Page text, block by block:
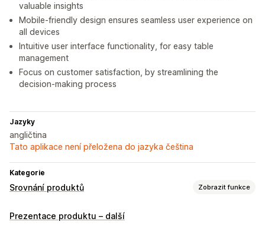
valuable insights
Mobile-friendly design ensures seamless user experience on
all devices
Intuitive user interface functionality, for easy table
management
Focus on customer satisfaction, by streamlining the
decision-making process
Jazyky
angličtina
Tato aplikace není přeložena do jazyka čeština
Kategorie
Srovnání produktů Zobrazit funkce
Srovnávací nástroje
Prezentace produktu – další